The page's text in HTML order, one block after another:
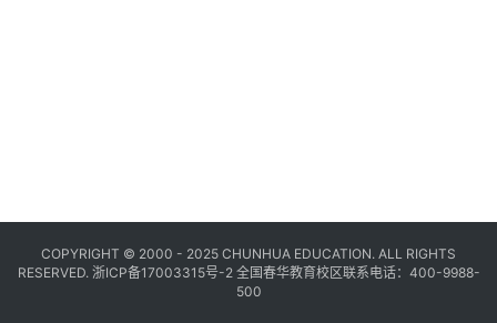
COPYRIGHT © 2000 - 2025 CHUNHUA EDUCATION. ALL RIGHTS
RESERVED. 浙ICP备17003315号-2全国春华教育校区联系电话：400-9988-
500